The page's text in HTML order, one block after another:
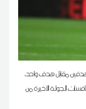
مقابل هدف واحد،
الجولة الأخيرة من